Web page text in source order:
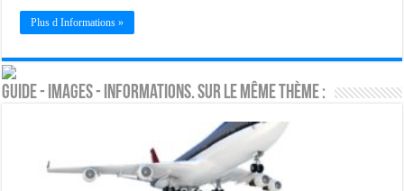
Plus d Informations »
Guide - Images - Informations. Sur le même thème :